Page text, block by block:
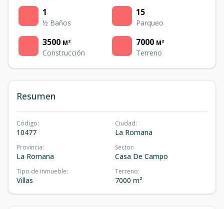
1
½ Baños
15
Parqueo
3500 M²
Construcción
7000 M²
Terreno
Resumen
Código:
10477
Ciudad:
La Romana
Provincia:
La Romana
Sector:
Casa De Campo
Tipo de inmueble:
Villas
Terreno:
7000 m²